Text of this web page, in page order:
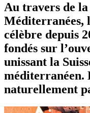
Au travers de
Méditerranées,
célèbre depuis
fondés sur
unissant la
méditerranéen.
naturellement